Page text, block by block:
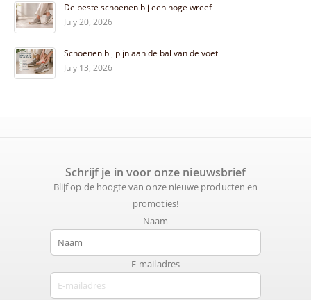
De beste schoenen bij een hoge wreef
July 20, 2026
Schoenen bij pijn aan de bal van de voet
July 13, 2026
Schrijf je in voor onze nieuwsbrief
Blijf op de hoogte van onze nieuwe producten en
promoties!
Naam
E-mailadres